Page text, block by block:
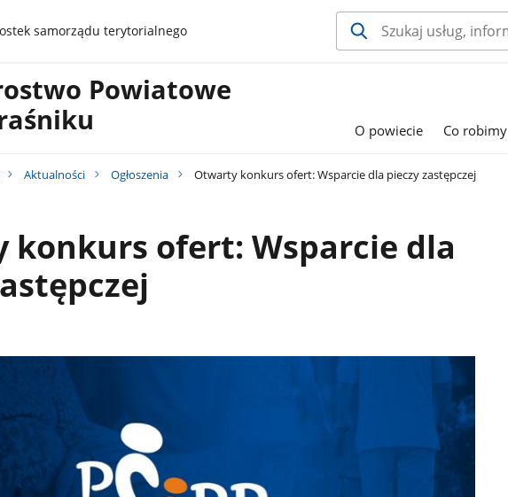
samorządu terytorialnego
Powiatowe
O powiecie Co robimy
Aktualności Ogłoszenia Otwarty konkurs ofert: Wsparcie dla pieczy zastępczej
konkurs ofert: Wsparcie dla